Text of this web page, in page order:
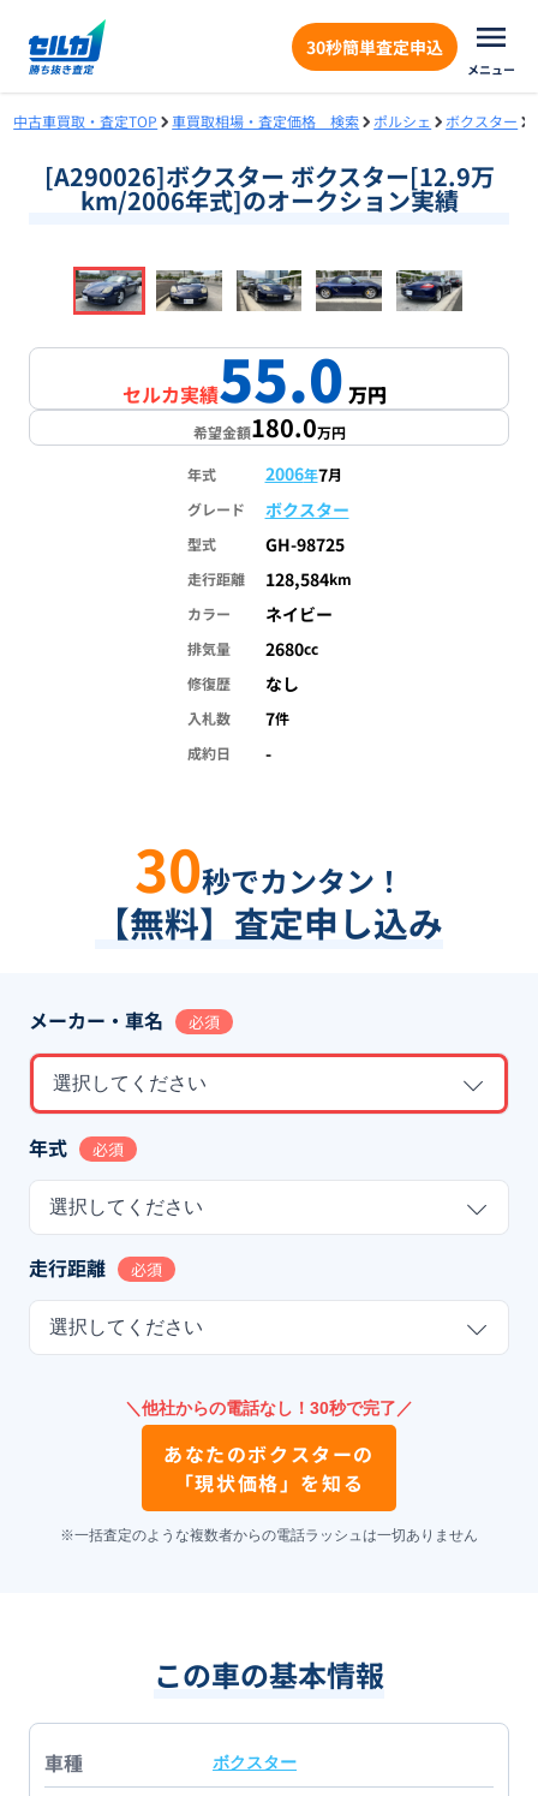
30秒簡単査定申込
メニュー
中古車買取・査定TOP 車買取相場・査定価格 検索 ポルシェ ボクスター
[A290026]ボクスター ボクスター[12.9万
km/2006年式]のオークション実績
1/18
セルカ実績55.0万円
希望金額180.0万円
年式 2006年7月
グレード
ボクスター
型式 GH-98725
走行距離 128,584km
カラー
ネイビー
排気量 2680cc
修復歴
なし
入札数 7件
成約日
-
30秒でカンタン！
【無料】査定申し込み
メーカー・車名 必須
選択してください
年式 必須
選択してください
走行距離 必須
選択してください
＼他社からの電話なし！30秒で完了／
あなたのボクスターの
「現状価格」を知る
※一括査定のような複数者からの電話ラッシュは一切ありません
この車の基本情報
車種 ボクスター